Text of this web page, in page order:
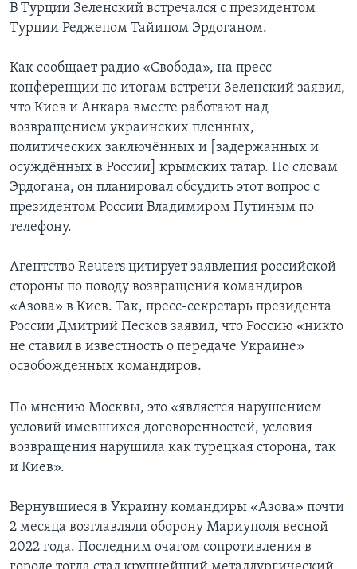
В Турции Зеленский встречался с президентом
Турции Реджепом Тайипом Эрдоганом.
Как сообщает радио «Свобода», на пресс-
конференции по итогам встречи Зеленский заявил,
что Киев и Анкара вместе работают над
возвращением украинских пленных,
политических заключённых и [задержанных и
осуждённых в России] крымских татар. По словам
Эрдогана, он планировал обсудить этот вопрос с
президентом России Владимиром Путиным по
телефону.
Агентство Reuters цитирует заявления российской
стороны по поводу возвращения командиров
«Азова» в Киев. Так, пресс-секретарь президента
России Дмитрий Песков заявил, что Россию «никто
не ставил в известность о передаче Украине»
освобожденных командиров.
По мнению Москвы, это «является нарушением
условий имевшихся договоренностей, условия
возвращения нарушила как турецкая сторона, так
и Киев».
Вернувшиеся в Украину командиры «Азова» почти
2 месяца возглавляли оборону Мариуполя весной
2022 года. Последним очагом сопротивления в